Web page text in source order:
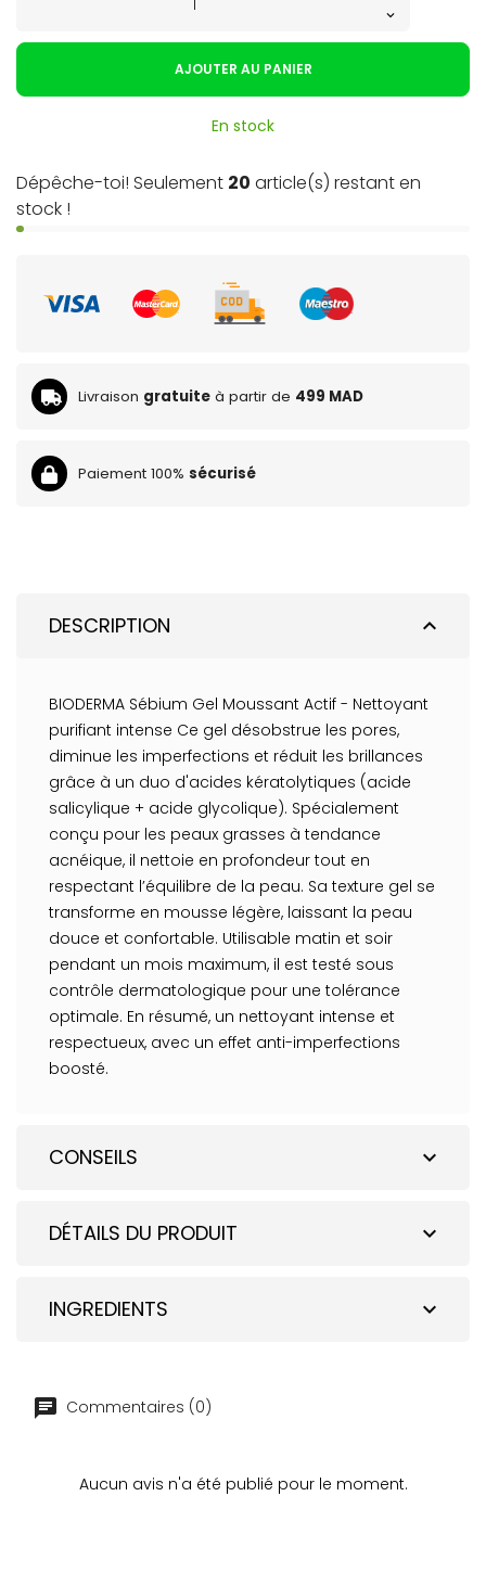
AJOUTER AU PANIER
En stock
Dépêche-toi! Seulement 20 article(s) restant en
stock !
Livraison gratuite à partir de 499 MAD
Paiement 100% sécurisé
expand_less
DESCRIPTION
BIODERMA Sébium Gel Moussant Actif - Nettoyant
purifiant intense Ce gel désobstrue les pores,
diminue les imperfections et réduit les brillances
grâce à un duo d'acides kératolytiques (acide
salicylique + acide glycolique). Spécialement
conçu pour les peaux grasses à tendance
acnéique, il nettoie en profondeur tout en
respectant l’équilibre de la peau. Sa texture gel se
transforme en mousse légère, laissant la peau
douce et confortable. Utilisable matin et soir
pendant un mois maximum, il est testé sous
contrôle dermatologique pour une tolérance
optimale. En résumé, un nettoyant intense et
respectueux, avec un effet anti-imperfections
boosté.
expand_more
CONSEILS
expand_more
DÉTAILS DU PRODUIT
expand_more
INGREDIENTS
Commentaires (0)
Aucun avis n'a été publié pour le moment.